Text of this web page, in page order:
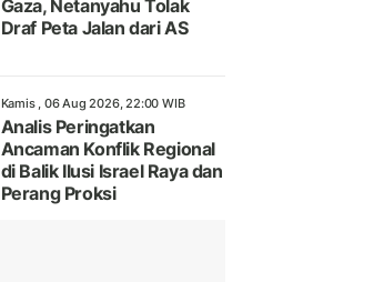
Gaza, Netanyahu Tolak
Draf Peta Jalan dari AS
Kamis , 06 Aug 2026, 22:00 WIB
Analis Peringatkan
Ancaman Konflik Regional
di Balik Ilusi Israel Raya dan
Perang Proksi